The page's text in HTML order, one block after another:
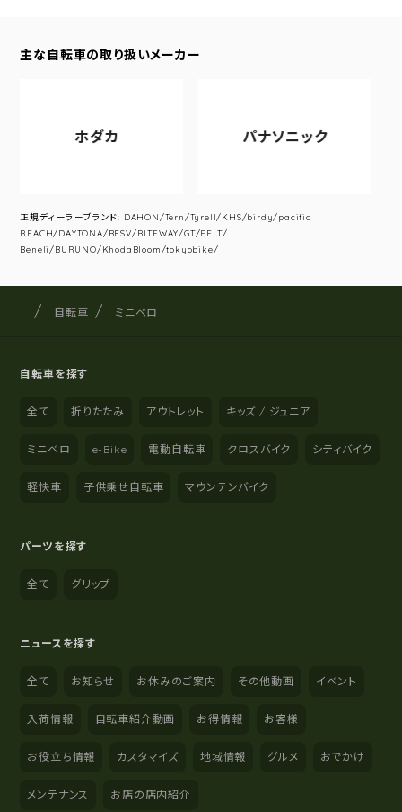
主な自転車の取り扱いメーカー
ホダカ パナソニック
正規ディーラーブランド: DAHON/Tern/Tyrell/KHS/birdy/pacific
REACH/DAYTONA/BESV/RITEWAY/GT/FELT/
Beneli/BURUNO/KhodaBloom/tokyobike/
サイト内の現在地
サイクルショップナカゴヤ
自転車 ミニベロ
自転車を探す
全て 折りたたみ アウトレット キッズ / ジュニア
ミニベロ e-Bike 電動自転車 クロスバイク シティバイク
軽快車 子供乗せ自転車 マウンテンバイク
パーツを探す
全て グリップ
ニュースを探す
全て お知らせ お休みのご案内 その他動画 イベント
入荷情報 自転車紹介動画 お得情報 お客様
お役立ち情報 カスタマイズ 地域情報 グルメ おでかけ
メンテナンス お店の店内紹介